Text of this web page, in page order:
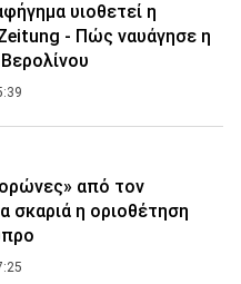
υιοθετεί η
- Πώς ναυάγησε η
από τον
σκαριά η οριοθέτηση